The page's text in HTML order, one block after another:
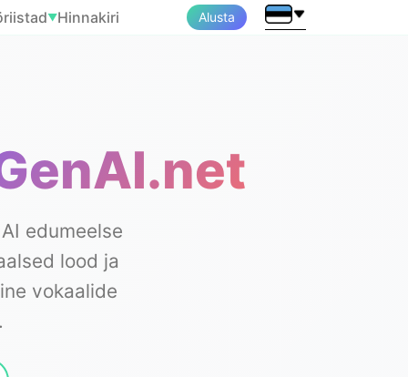
▼Hinnakiri Alusta
edumeelse
lood ja
vokaalide